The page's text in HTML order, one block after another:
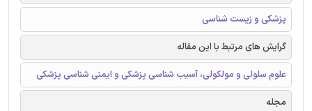
پزشکی و زیست شناسی
گرایش های مرتبط با این مقاله
علوم سلولی و مولکولی، آسیب شناسی پزشکی و ایمنی شناسی پزشکی
مجله